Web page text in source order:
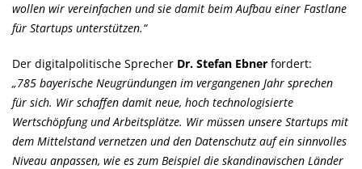
wollen wir vereinfachen und sie damit beim Aufbau einer Fastlane
für Startups unterstützen.“
Der digitalpolitische Sprecher Dr. Stefan Ebner fordert:
785 bayerische Neugründungen im vergangenen Jahr sprechen
für sich. Wir schaffen damit neue, hoch technologisierte
Wertschöpfung und Arbeitsplätze. Wir müssen unsere Startups mit
dem Mittelstand vernetzen und den Datenschutz auf ein sinnvolles
Niveau anpassen, wie es zum Beispiel die skandinavischen Länder